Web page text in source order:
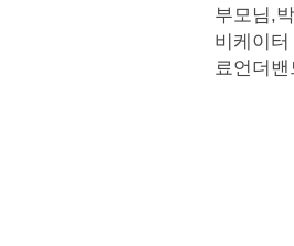
부모님,
비케이
료언더